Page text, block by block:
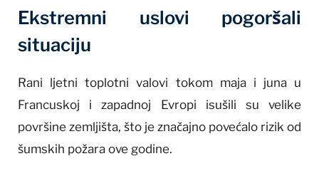
Ekstremni uslovi pogoršali
situaciju
Rani ljetni toplotni valovi tokom maja i juna u
Francuskoj i zapadnoj Evropi isušili su velike
površine zemljišta, što je značajno povećalo rizik od
šumskih požara ove godine.